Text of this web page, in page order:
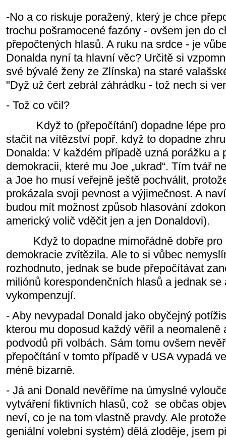
-No a co riskuje poražený, který je chce
trochu pošramocené fazóny - ovšem jen do
přepočtených hlasů. A ruku na srdce - je
Donalda nyní ta hlavní věc? Určitě si
své bývalé ženy ze Zlínska) na staré
"Dyž už čert zebrál záhrádku - tož nech si
- Tož co včil?
Když to (přepočítání) dopadne lépe pro
stačit na vítězství popř. když to dopadne
Donalda: V každém případě uzná porážku a
demokracii, které mu Joe „ukrad“. Tím tvář
a Joe ho musí veřejně ještě pochválit,
prokázala svoji pevnost a výjimečnost. A
budou mít možnost způsob hlasování
americký volič vděčit jen a jen Donaldovi).
Když to dopadne mimořádně dobře pro
demokracie zvítězila. Ale to si vůbec
rozhodnuto, jednak se bude přepočítávat
miliónů korespondenčních hlasů a jednak
vykompenzují.
- Aby nevypadal Donald jako obyčejný
kterou mu doposud každý věřil a
podvodů při volbách. Sám tomu ovšem
přepočítání v tomto případě v USA vypadá
méně bizarně.
- Já ani Donald nevěříme na úmyslné
vytváření fiktivních hlasů, což se občas
neví, co je na tom vlastně pravdy. Ale
geniální volební systém) dělá zloděje, jsem